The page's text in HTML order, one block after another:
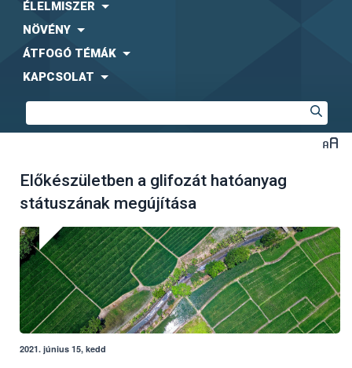
ÉLELMISZER
NÖVÉNY
ÁTFOGÓ TÉMÁK
KAPCSOLAT
Előkészületben a glifozát hatóanyag
státuszának megújítása
2021. június 15, kedd